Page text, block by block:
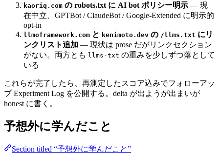
kaoriq.com の robots.txt に AI bot ポリシー明示 — 現
在中立、GPTBot / ClaudeBot / Google-Extended に明示的
opt-in
llmoframework.com と kenimoto.dev の /llms.txt にリ
ンクリスト追加 — 現状は prose だがリンクセクション
がない。両方とも llms-txt の重みを少しずつ落として
いる
これらが完了したら、再測定したスコア込みでフォローアッ
プ Experiment Log を公開する。delta が出ようが出まいが
honest に書く。
予想外に学んだこと
Section titled “予想外に学んだこと”